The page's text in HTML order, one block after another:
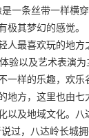
一条丝带一样横
其梦幻的感觉。
人最喜欢玩的地方
验以及艺术表演
一样的乐趣，欢
地方，这里也由七
以及地域文化。八
过，八达岭长城拥